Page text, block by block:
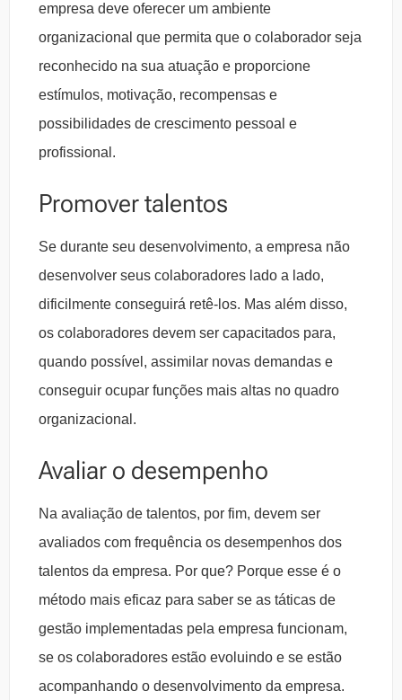
empresa deve oferecer um ambiente
organizacional que permita que o colaborador seja
reconhecido na sua atuação e proporcione
estímulos, motivação, recompensas e
possibilidades de crescimento pessoal e
profissional.
Promover talentos
Se durante seu desenvolvimento, a empresa não
desenvolver seus colaboradores lado a lado,
dificilmente conseguirá retê-los. Mas além disso,
os colaboradores devem ser capacitados para,
quando possível, assimilar novas demandas e
conseguir ocupar funções mais altas no quadro
organizacional.
Avaliar o desempenho
Na avaliação de talentos, por fim, devem ser
avaliados com frequência os desempenhos dos
talentos da empresa. Por que? Porque esse é o
método mais eficaz para saber se as táticas de
gestão implementadas pela empresa funcionam,
se os colaboradores estão evoluindo e se estão
acompanhando o desenvolvimento da empresa.